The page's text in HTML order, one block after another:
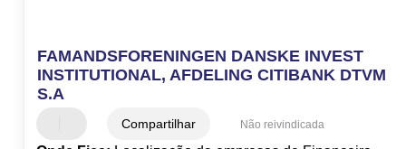
FAMANDSFORENINGEN DANSKE INVEST
INSTITUTIONAL, AFDELING CITIBANK DTVM
S.A
Compartilhar Não reivindicada